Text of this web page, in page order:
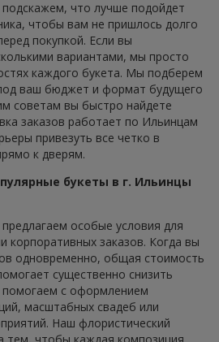
что лучше подойдет
чтобы вам не пришлось долго
покупкой. Если вы
вариантами, мы просто
каждого букета. Мы подберем
ваш бюджет и формат будущего
советам вы быстро найдете
заказов работает по Ильинцам
привезуть все четко в
к дверям.
букеты в г. Ильинцы
особые условия для
корпоративных заказов. Когда вы
одновременно, общая стоимость
существенно снизить
с оформлением
масштабных свадеб или
Наш флористический